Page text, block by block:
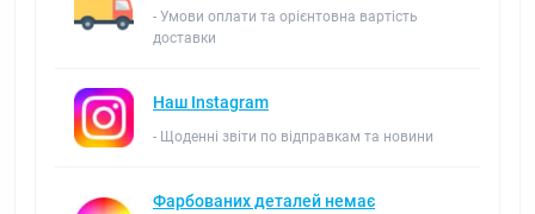
- Умови оплати та орієнтовна вартість
доставки
Наш Instagram
- Щоденні звіти по відправкам та новини
Фарбованих деталей немає